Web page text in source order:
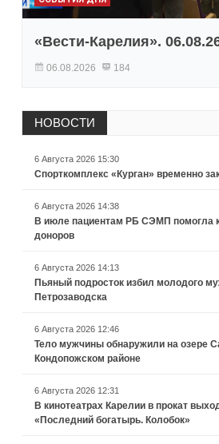
«Вести-Карелия».
06.08.2026 184
НОВОСТИ
6 Августа 2026 15:30
Спорткомплекс «Курган» временно
6 Августа 2026 14:38
В июле пациентам РБ СЭМП помогла
доноров
6 Августа 2026 14:13
Пьяный подросток избил молодого
Петрозаводска
6 Августа 2026 12:46
Тело мужчины обнаружили на озере
Кондопожском районе
6 Августа 2026 12:31
В кинотеатрах Карелии в прокат
«Последний богатырь. Колобок»